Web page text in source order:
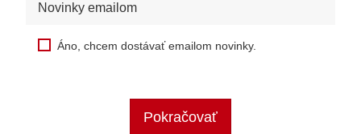
Novinky emailom
Áno, chcem dostávať emailom novinky.
Pokračovať